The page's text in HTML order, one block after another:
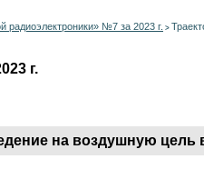
радиоэлектроники» №7 за 2023 г. >
г.
на воздушную цель